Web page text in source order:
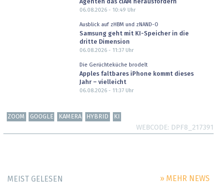
Agenten das cIAM herausfordern
06.08.2026 - 10:49 Uhr
Ausblick auf zHBM und zNAND-O
Samsung geht mit KI-Speicher in die
dritte Dimension
06.08.2026 - 11:37Uhr
Die Gerüchteküche brodelt
Apples faltbares iPhone kommt dieses
Jahr – vielleicht
06.08.2026 - 11:37Uhr
ZOOM GOOGLE KAMERA HYBRID KI
WEBCODE DPF8_217391
MEIST GELESEN » MEHR NEWS